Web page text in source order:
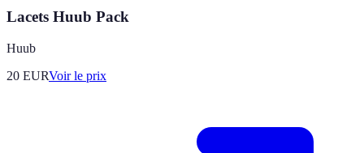
Lacets Huub Pack
Huub
20 EURVoir le prix